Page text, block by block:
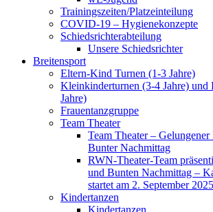
Trainingszeiten/Platzeinteilung
COVID-19 – Hygienekonzepte
Schiedsrichterabteilung
Unsere Schiedsrichter
Breitensport
Eltern-Kind Turnen (1-3 Jahre)
Kleinkinderturnen (3-4 Jahre) und
Jahre)
Frauentanzgruppe
Team Theater
Team Theater –
Bunter Nachmittag
RWN-Theater-Team
und Bunten Nachmittag –
startet am 2. September 2025
Kindertanzen
Kindertanzen